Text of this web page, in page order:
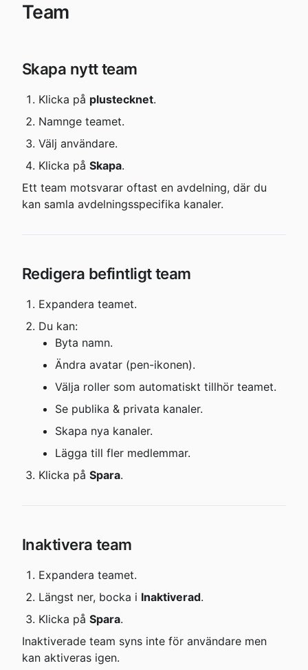
Team
Skapa nytt team
Klicka på plustecknet.
Namnge teamet.
Välj användare.
Klicka på Skapa.
Ett team motsvarar oftast en avdelning, där du
kan samla avdelningsspecifika kanaler.
Redigera befintligt team
Expandera teamet.
Du kan:
Byta namn.
Ändra avatar (pen-ikonen).
Välja roller som automatiskt tillhör teamet.
Se publika & privata kanaler.
Skapa nya kanaler.
Lägga till fler medlemmar.
Klicka på Spara.
Inaktivera team
Expandera teamet.
Längst ner, bocka i Inaktiverad.
Klicka på Spara.
Inaktiverade team syns inte för användare men
kan aktiveras igen.